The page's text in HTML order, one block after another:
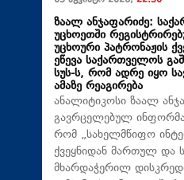
ზაალ ანჯაფარიძე:
უცხოეთში
უცხოური პატრონაჟის
ეწევა საქართველოს
სუს-ს, რომ ადრე იყო
ამაზე რეაგირება
ანალიტიკოსი ზაალ
გავრცელებულ
რომ „სახელმწიფო
ქვეყნიდან მართულ და
მხარდაჭერილ